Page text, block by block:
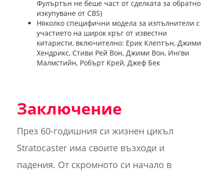
Фулъртън не беше част от сделката за обратно
изкупуване от CBS)
Няколко специфични модела за изпълнители с
участието на широк кръг от известни
китаристи, включително: Ерик Клептън, Джими
Хендрикс, Стиви Рей Вон, Джими Вон, Ингви
Малмстийн, Робърт Крей, Джеф Бек
Заключение
През 60-годишния си жизнен цикъл
Stratocaster има своите възходи и
падения. От скромното си начало в